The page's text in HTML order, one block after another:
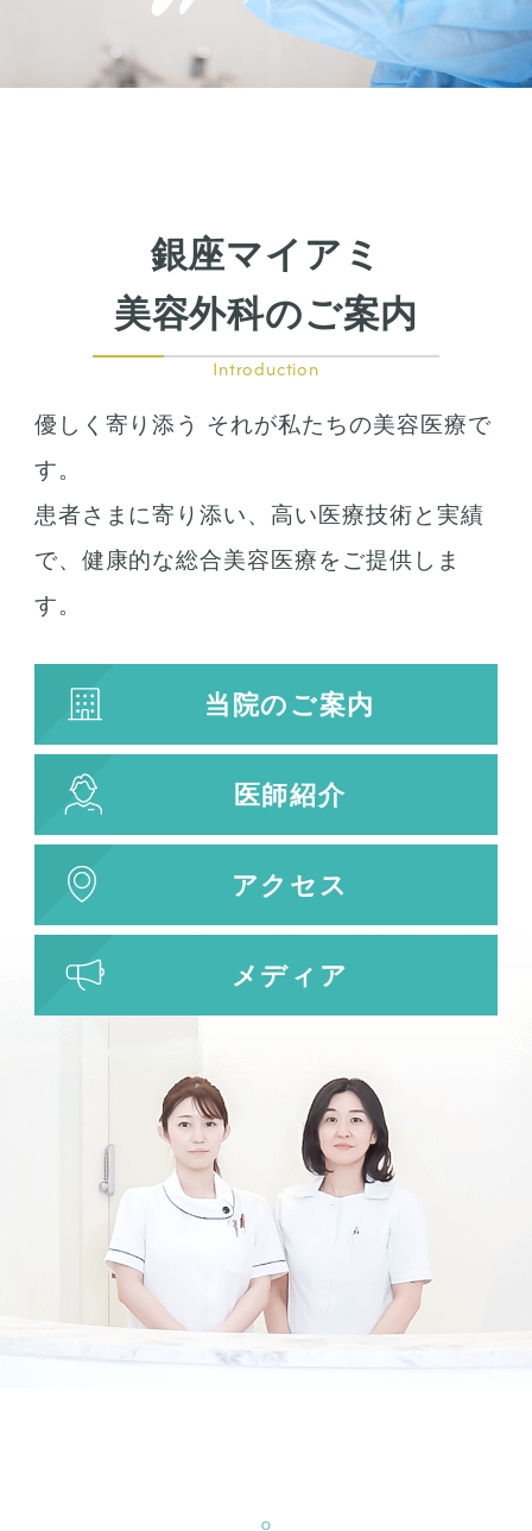
銀座マイアミ
美容外科のご案内
Introduction
優しく寄り添う それが私たちの美容医療で
す。
患者さまに寄り添い、高い医療技術と実績
で、健康的な総合美容医療をご提供しま
す。
当院のご案内
医師紹介
アクセス
メディア